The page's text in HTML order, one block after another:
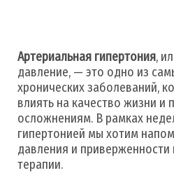
Артериальная гипертония,
давление, — это одно из
хронических заболеваний,
влиять на качество жизни и
осложнениям. В рамках
гипертонией мы хотим
давления и
терапии.